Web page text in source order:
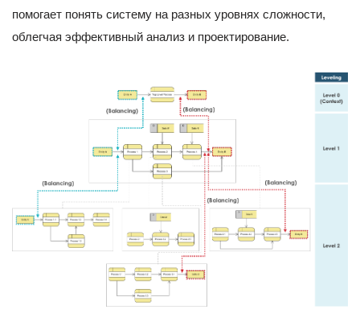
помогает понять систему на разных уровнях сложности,
облегчая эффективный анализ и проектирование.